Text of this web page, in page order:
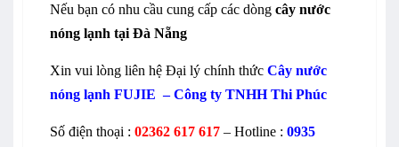
Nếu bạn có nhu cầu cung cấp các dòng cây nước
nóng lạnh tại Đà Nẵng
Xin vui lòng liên hệ Đại lý chính thức Cây nước
nóng lạnh FUJIE – Công ty TNHH Thi Phúc
Số điện thoại : 02362 617 617 – Hotline : 0935